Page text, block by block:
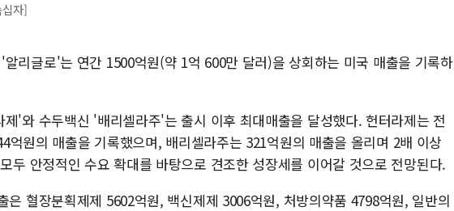
자]
리글로'는 연간 1500억원(약 1억 600만 달러)을 상회하는 미국 매출을 기록하
'와 수두백신 '배리셀라주'는 출시 이후 최대매출을 달성했다. 헌터라제는 전
억원의 매출을 기록했으며, 배리셀라주는 321억원의 매출을 올리며 2배 이상
두 안정적인 수요 확대를 바탕으로 견조한 성장세를 이어갈 것으로 전망된다.
은 혈장분획제제 5602억원, 백신제제 3006억원, 처방의약품 4798억원, 일반의